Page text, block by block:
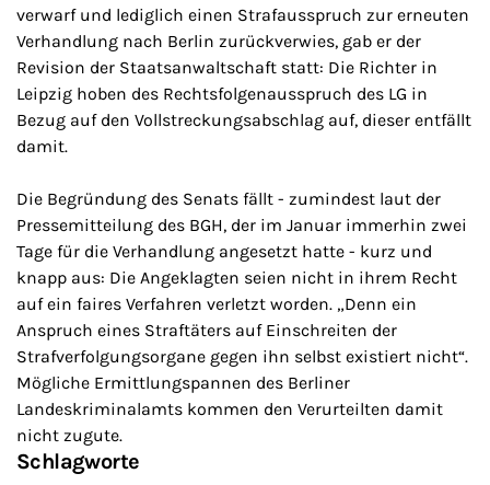
verwarf und lediglich einen Strafausspruch zur erneuten
Verhandlung nach Berlin zurückverwies, gab er der
Revision der Staatsanwaltschaft statt: Die Richter in
Leipzig hoben des Rechtsfolgenausspruch des LG in
Bezug auf den Vollstreckungsabschlag auf, dieser entfällt
damit.
Die Begründung des Senats fällt - zumindest laut der
Pressemitteilung des BGH, der im Januar immerhin zwei
Tage für die Verhandlung angesetzt hatte - kurz und
knapp aus: Die Angeklagten seien nicht in ihrem Recht
auf ein faires Verfahren verletzt worden. „Denn ein
Anspruch eines Straftäters auf Einschreiten der
Strafverfolgungsorgane gegen ihn selbst existiert nicht“.
Mögliche Ermittlungspannen des Berliner
Landeskriminalamts kommen den Verurteilten damit
nicht zugute.
Schlagworte